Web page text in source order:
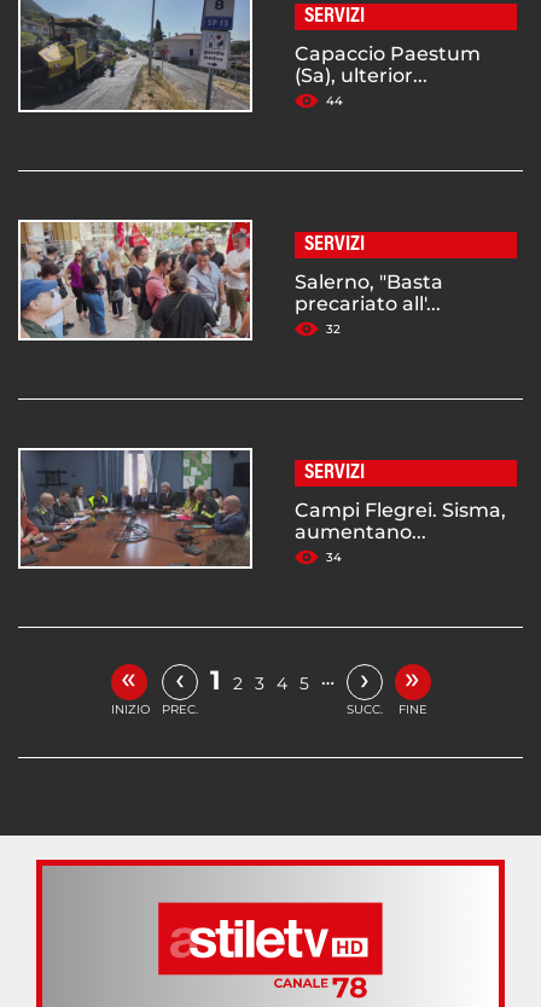
SERVIZI
Capaccio Paestum
(Sa), ulterior...
44
SERVIZI
Salerno, "Basta
precariato all'...
32
SERVIZI
Campi Flegrei. Sisma,
aumentano...
34
«
INIZIO
‹
PREC.
1 2 3 4 5 … ›
SUCC.
»
FINE